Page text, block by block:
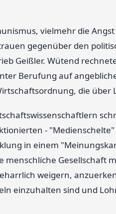
vielmehr die
gegenüber den
Geißler. Wütend
Berufung auf
die über
-
in einem
menschliche Gesellschaft
weigern,
einzuhalten sind und